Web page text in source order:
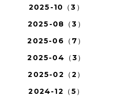
2025-10（3）
2025-08（3）
2025-06（7）
2025-04（3）
2025-02（2）
2024-12（5）